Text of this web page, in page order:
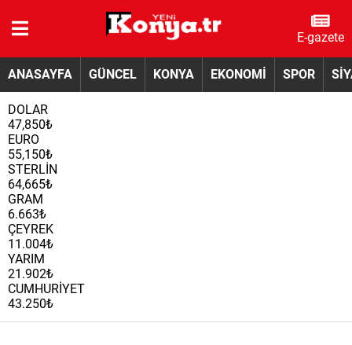
E-gazete
ANASAYFA GÜNCEL KONYA EKONOMİ SPOR
DOLAR
47,850₺
EURO
55,150₺
STERLİN
64,665₺
GRAM
6.663₺
ÇEYREK
11.004₺
YARIM
21.902₺
CUMHURİYET
43.250₺